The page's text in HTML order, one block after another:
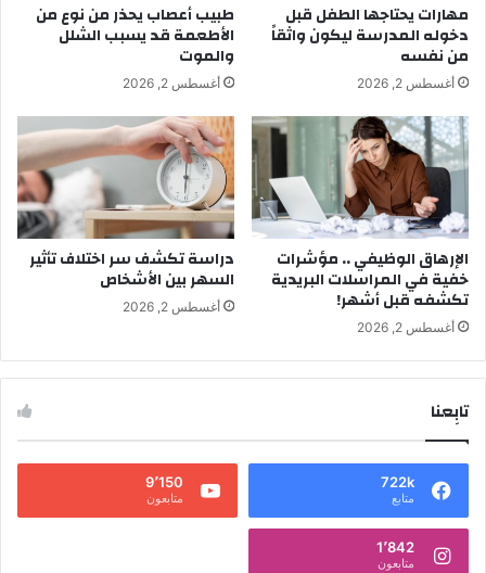
مهارات يحتاجها الطفل قبل
دخوله المدرسة ليكون واثقاً
من نفسه
أغسطس 2, 2026
طبيب أعصاب يحذر من نوع من
الأطعمة قد يسبب الشلل
والموت
أغسطس 2, 2026
الإرهاق الوظيفي .. مؤشرات
خفية في المراسلات البريدية
تكشفه قبل أشهر!
أغسطس 2, 2026
دراسة تكشف سر اختلاف تأثير
السهر بين الأشخاص
أغسطس 2, 2026
تابِعنا
722k
متابع
9٬150
متابعون
1٬842
متابعون